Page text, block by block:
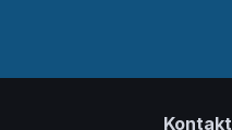
Kontakt